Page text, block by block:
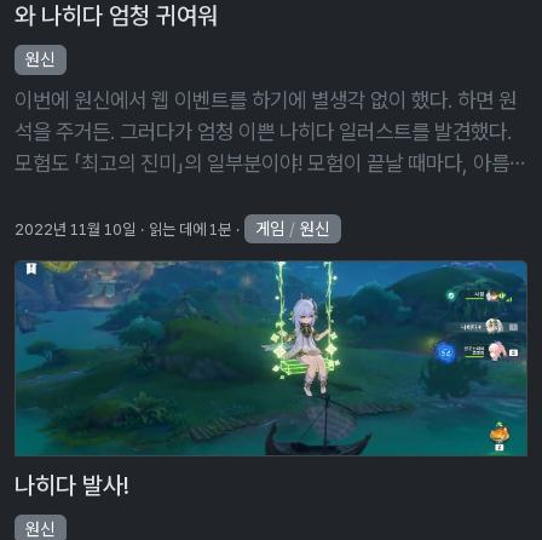
와 나히다 엄청 귀여워
원신
이번에 원신에서 웹 이벤트를 하기에 별생각 없이 했다. 하면 원
석을 주거든. 그러다가 엄청 이쁜 나히다 일러스트를 발견했다.
모험도 「최고의 진미」의 일부분이야! 모험이 끝날 때마다, 아름다
「최고의 진미」의 …
2022년 11월 10일 읽는 데에 1분 게임 /원신
나히다 발사!
원신